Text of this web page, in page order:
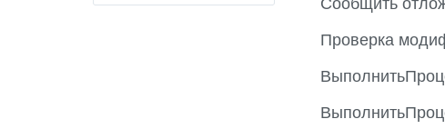
Сообщить
Проверка